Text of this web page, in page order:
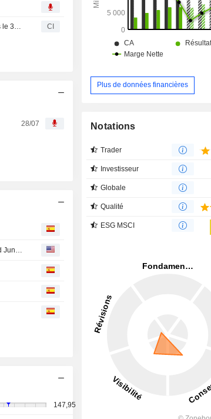
Regional S.A.B. de C.V. publie ses résultats pour le premier trimestre clos le 31 mars 2025 CI
28/07
147,95
Plus de données financières
Notations
Trader
Investisseur
Globale
Qualité
ESG MSCI